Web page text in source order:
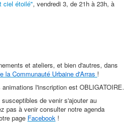
ciel étoilé", vendredi 3, de 21h à 23h, à
et ateliers, et bien d'autres, dans
la Communauté Urbaine d'Arras !
l'inscription est OBLIGATOIRE.
de venir s'ajouter au
pas à venir consulter notre agenda
page Facebook !